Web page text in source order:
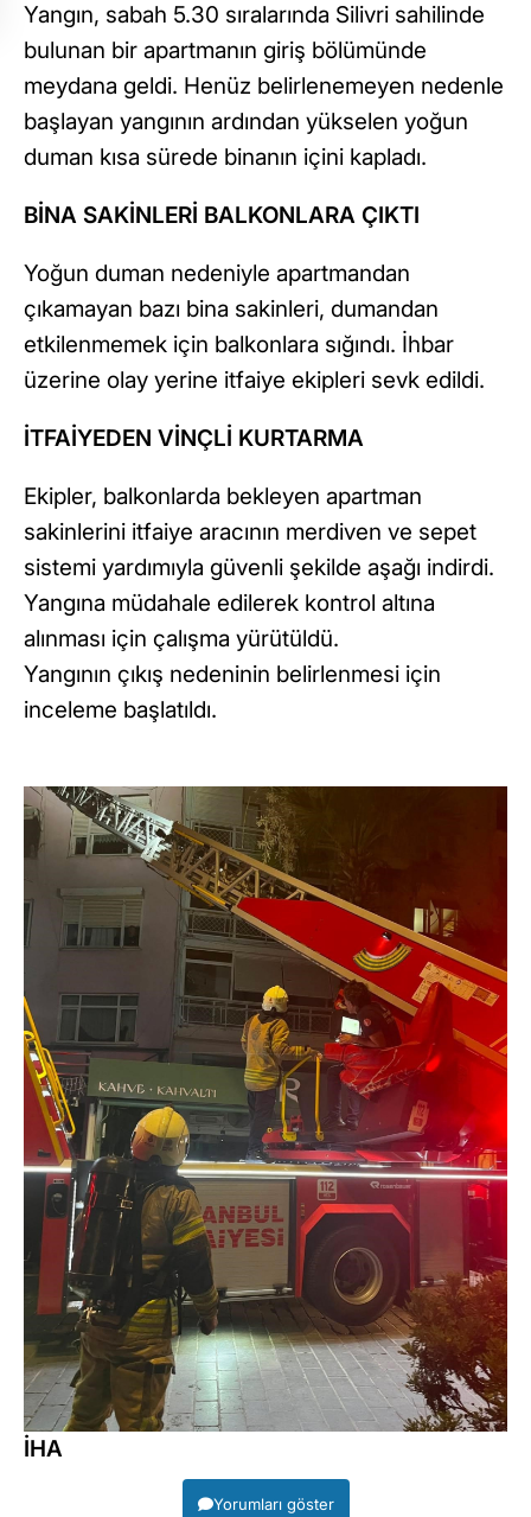
Yangın, sabah 5.30 sıralarında Silivri sahilinde
bulunan bir apartmanın giriş bölümünde
meydana geldi. Henüz belirlenemeyen nedenle
başlayan yangının ardından yükselen yoğun
duman kısa sürede binanın içini kapladı.
BİNA SAKİNLERİ BALKONLARA ÇIKTI
Yoğun duman nedeniyle apartmandan
çıkamayan bazı bina sakinleri, dumandan
etkilenmemek için balkonlara sığındı. İhbar
üzerine olay yerine itfaiye ekipleri sevk edildi.
İTFAİYEDEN VİNÇLİ KURTARMA
Ekipler, balkonlarda bekleyen apartman
sakinlerini itfaiye aracının merdiven ve sepet
sistemi yardımıyla güvenli şekilde aşağı indirdi.
Yangına müdahale edilerek kontrol altına
alınması için çalışma yürütüldü.
Yangının çıkış nedeninin belirlenmesi için
inceleme başlatıldı.
İHA
Yorumları göster